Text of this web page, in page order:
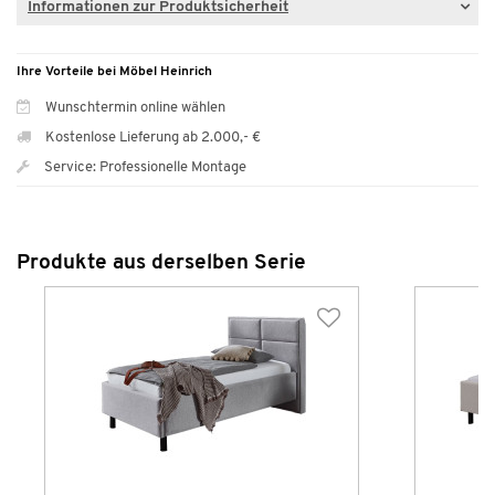
Informationen zur Produktsicherheit
Ihre Vorteile bei Möbel Heinrich
Wunschtermin online wählen
Kostenlose Lieferung ab 2.000,- €
Service: Professionelle Montage
Produkte aus derselben Serie